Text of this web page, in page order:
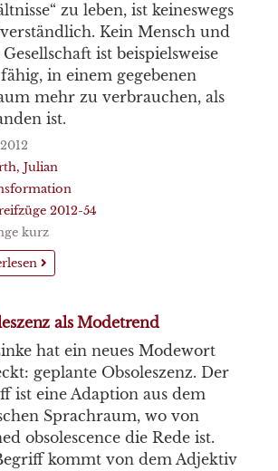
zu leben, ist keineswegs
Kein Mensch und
ist beispielsweise
in einem gegebenen
mehr zu verbrauchen, als
ist.
Julian
2012-54
kurz
als Modetrend
hat ein neues Modewort
geplante Obsoleszenz. Der
ist eine Adaption aus dem
Sprachraum, wo von
obsolescence die Rede ist.
kommt von dem Adjektiv